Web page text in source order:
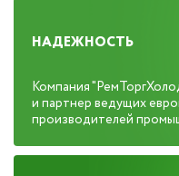
НАДЕЖНОСТЬ
Компания
и партнер ведущих
производителей